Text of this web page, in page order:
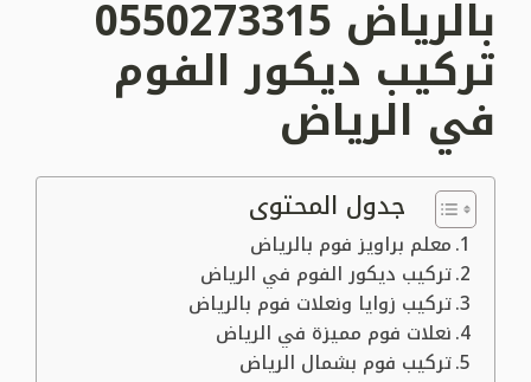
بالرياض 0550273315
تركيب ديكور الفوم
في الرياض
جدول المحتوى
معلم براويز فوم بالرياض
تركيب ديكور الفوم في الرياض
تركيب زوايا ونعلات فوم بالرياض
نعلات فوم مميزة في الرياض
تركيب فوم بشمال الرياض